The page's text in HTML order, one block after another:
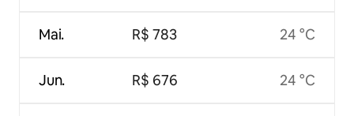
Mai.
Jun.
R$ 783
R$ 676
24 °C
24 °C